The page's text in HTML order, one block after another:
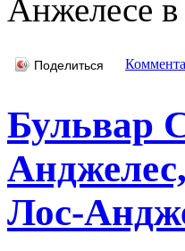
Анжелесе в
Поделиться
Бульвар
Лос-